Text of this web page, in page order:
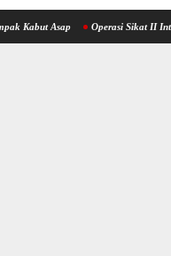
Operasi Sikat II Intan 2026